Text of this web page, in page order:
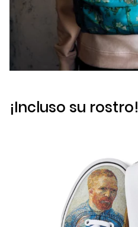
¡Incluso su rostro!